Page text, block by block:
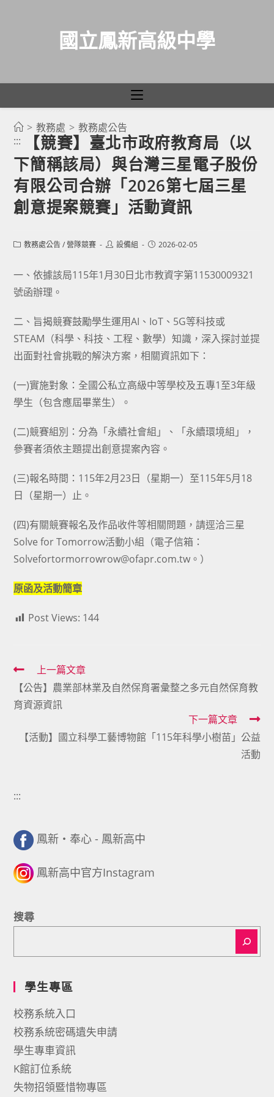
國立鳳新高級中學
> 教務處 > 教務處公告
:::
【競賽】臺北市政府教育局（以
下簡稱該局）與台灣三星電子股份
有限公司合辦「2026第七屆三星
創意提案競賽」活動資訊
Post教務處公告 / 營隊競賽
Post設備組
Post2026-02-05
一、依據該局115年1月30日北市教資字第11530009321
號函辦理。
二、旨揭競賽鼓勵學生運用AI、IoT、5G等科技或
STEAM（科學、科技、工程、數學）知識，深入探討並提
出面對社會挑戰的解決方案，相關資訊如下：
(一)實施對象：全國公私立高級中等學校及五專1至3年級
學生（包含應屆畢業生）。
(二)競賽組別：分為「永續社會組」、「永續環境組」，
參賽者須依主題提出創意提案內容。
(三)報名時間：115年2月23日（星期一）至115年5月18
日（星期一）止。
(四)有關競賽報名及作品收件等相關問題，請逕洽三星
Solve for Tomorrow活動小組（電子信箱：
Solvefortormorrowrow@ofapr.com.tw。）
原函及活動簡章
Post Views: 144
Read
more
articles
上一篇文章
【公告】農業部林業及自然保育署彙整之多元自然保育教
育資源資訊
下一篇文章
【活動】國立科學工藝博物館「115年科學小樹苗」公益
活動
:::
鳳新・奉心 - 鳳新高中
鳳新高中官方Instagram
搜尋
學生專區
校務系統入口
校務系統密碼遺失申請
學生專車資訊
K館訂位系統
失物招領暨惜物專區